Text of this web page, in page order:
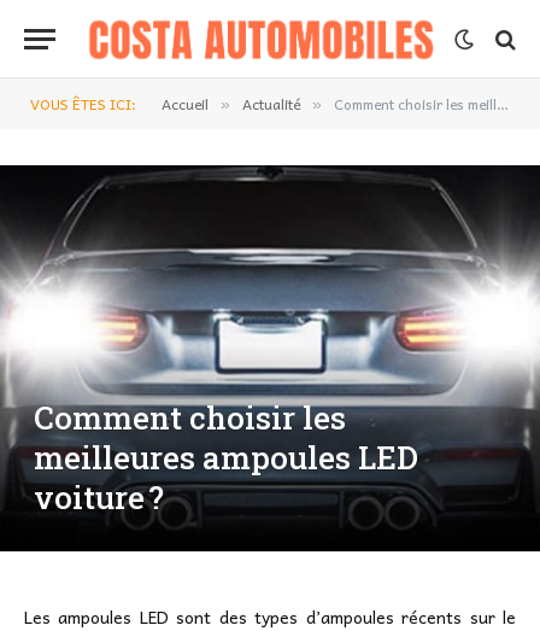
VOUS ÊTES ICI: Accueil » Actualité » Comment choisir les meilleures ampoules LED voiture ?
Comment choisir les
meilleures ampoules LED
voiture ?
Les ampoules LED sont des types d’ampoules récents sur le